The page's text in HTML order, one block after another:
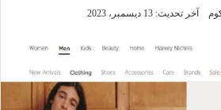
آخر تحديث: 13 ديسمبر، 2023